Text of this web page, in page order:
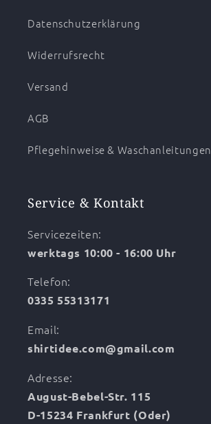
Datenschutzerklärung
Widerrufsrecht
Versand
AGB
Pflegehinweise & Waschanleitungen
Service & Kontakt
Servicezeiten:
werktags 10:00 - 16:00 Uhr
Telefon:
0335 55313171
Email:
shirtidee.com@gmail.com
Adresse:
August-Bebel-Str. 115
D-15234 Frankfurt (Oder)